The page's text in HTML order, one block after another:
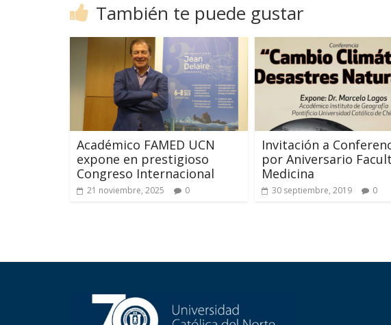
También te puede gustar
Académico FAMED UCN
expone en prestigioso
Congreso Internacional
21 noviembre, 2025 0
Invitación a
por Aniversario
Medicina
30 septiembre, 2019 0